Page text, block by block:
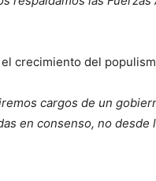
crecimiento del
cargos de un
en consenso, no desde